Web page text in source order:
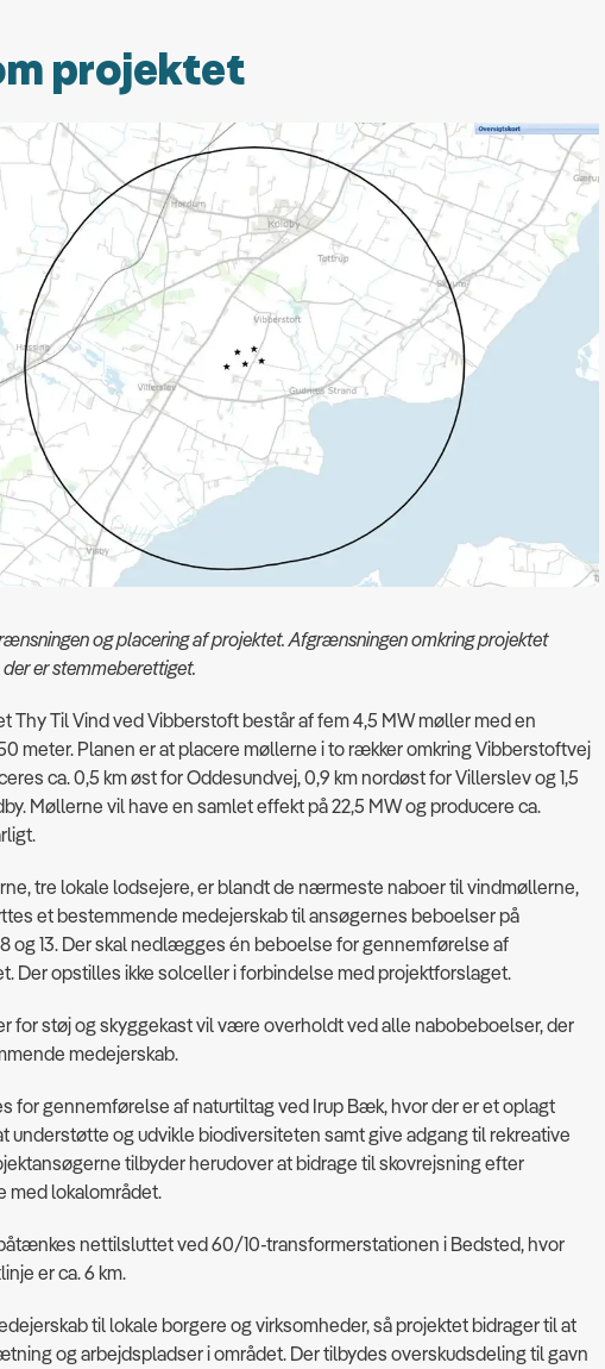
projektet
og placering af projektet. Afgrænsningen omkring projektet
der er stemmeberettiget.
Thy Til Vind ved Vibberstoft består af fem 4,5 MW møller med en
meter. Planen er at placere møllerne i to rækker omkring Vibberstoftvej
ca. 0,5 km øst for Oddesundvej, 0,9 km nordøst for Villerslev og 1,5
Møllerne vil have en samlet effekt på 22,5 MW og producere ca.
tre lokale lodsejere, er blandt de nærmeste naboer til vindmøllerne,
et bestemmende medejerskab til ansøgernes beboelser på
og 13. Der skal nedlægges én beboelse for gennemførelse af
Der opstilles ikke solceller i forbindelse med projektforslaget.
støj og skyggekast vil være overholdt ved alle nabobeboelser, der
medejerskab.
for gennemførelse af naturtiltag ved Irup Bæk, hvor der er et oplagt
understøtte og udvikle biodiversiteten samt give adgang til rekreative
tilbyder herudover at bidrage til skovrejsning efter
med lokalområdet.
nettilsluttet ved 60/10-transformerstationen i Bedsted, hvor
er ca. 6 km.
til lokale borgere og virksomheder, så projektet bidrager til at
og arbejdspladser i området. Der tilbydes overskudsdeling til gavn